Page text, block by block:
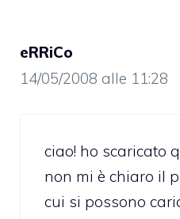
eRRiCo
14/05/2008 alle 11:28
ciao! ho scaricato
non mi è chiaro il
cui si possono